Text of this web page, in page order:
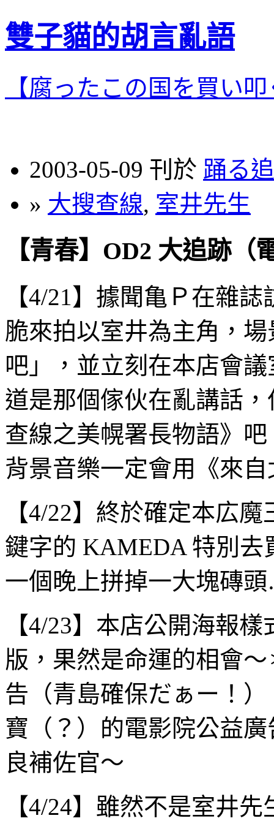
雙子貓的胡言亂語
【腐ったこの国を買い
2003-05-09 刊於 踊る
» 大搜查線, 室井先生
【青春】OD2 大追跡（
【4/21】據聞亀Ｐ在雜
脆來拍以室井為主角，
吧」，並立刻在本店會
道是那個傢伙在亂講話
查線之美幌署長物語》
背景音樂一定會用《來
【4/22】終於確定本広
鍵字的 KAMEDA 特別
一個晚上拼掉一大塊磚
【4/23】本店公開海報
版，果然是命運的相會
告（青島確保だぁー！
寶（？）的電影院公益
良補佐官～
【4/24】雖然不是室井